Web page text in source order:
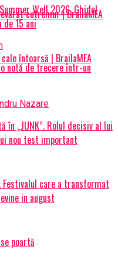
cutremur | BrailaMEA
întoarsă | BrailaMEA
Well 2026. Ghidul
15 ani
notă de trecere într-un
în „JUNK”. Rolul decisiv al lui
nou test important
Festivalul care a transformat
in august
poartă